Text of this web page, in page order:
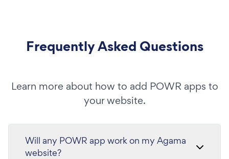
Frequently Asked Questions
Learn more about how to add POWR apps to
your website.
Will any POWR app work on my Agama
website?